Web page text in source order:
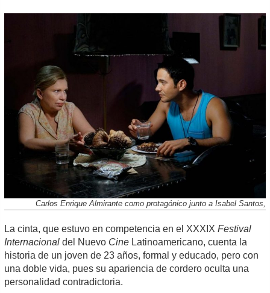
Carlos Enrique Almirante como protagónico junto a Isabel Santos,
La cinta, que estuvo en competencia en el XXXIXFestival
Internacional del Nuevo Cine Latinoamericano, cuenta la
historia de un joven de 23 años, formal y educado, pero con
una doble vida, pues su apariencia de cordero oculta una
personalidad contradictoria.